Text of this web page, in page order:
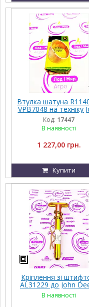
Втулка шатуна
VPB7048 на техніку
Deere
Код: 17447
В наявності
1 227,00 грн.
Купити
Кріплення зі
AL31229 до John
1030, 1130, 1630,
1035EF, 1635EF,
В наявності